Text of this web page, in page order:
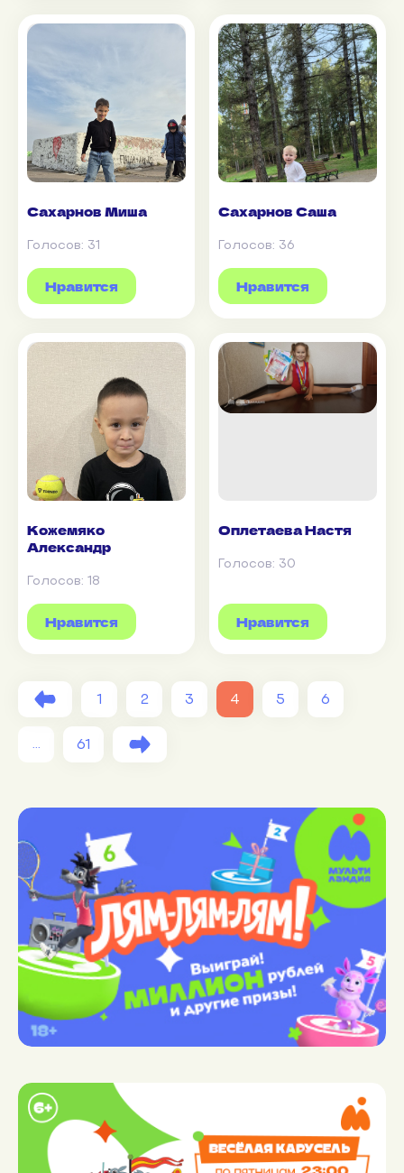
Сахарнов Миша
Голосов: 31
Нравится
Сахарнов Саша
Голосов: 36
Нравится
Кожемяко
Александр
Голосов: 18
Нравится
Оплетаева Настя
Голосов: 30
Нравится
1 2 3 4 5 6
... 61